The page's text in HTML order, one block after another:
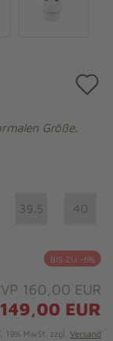
Größe.
39.5 40
BIS ZU -6%
160,00 EUR
EUR
19% MwSt. zzgl. Versand